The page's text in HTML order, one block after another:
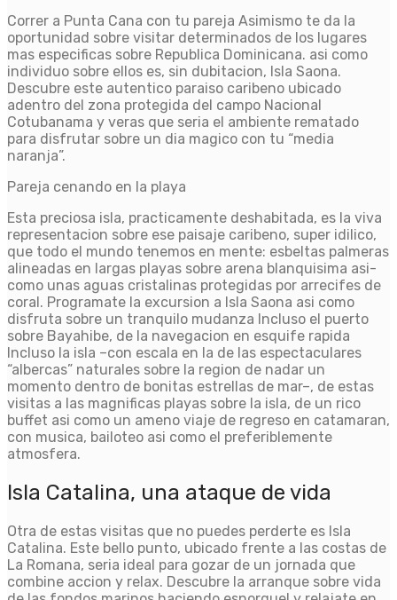
Correr a Punta Cana con tu pareja Asimismo te da la
oportunidad sobre visitar determinados de los lugares
mas especificas sobre Republica Dominicana. asi­ como
individuo sobre ellos es, sin dubitacion, Isla Saona.
Descubre este autentico paraiso caribeno ubicado
adentro del zona protegida del campo Nacional
Cotubanama y veras que seri­a el ambiente rematado
para disfrutar sobre un dia magico con tu “media
naranja”.
Pareja cenando en la playa
Esta preciosa isla, practicamente deshabitada, es la viva
representacion sobre ese paisaje caribeno, super idilico,
que todo el mundo tenemos en mente: esbeltas palmeras
alineadas en largas playas sobre arena blanquisima asi­
como unas aguas cristalinas protegidas por arrecifes de
coral. Programate la excursion a Isla Saona asi­ como
disfruta sobre un tranquilo mudanza Incluso el puerto
sobre Bayahibe, de la navegacion en esquife rapida
Incluso la isla –con escala en la de las espectaculares
“albercas” naturales sobre la region de nadar un
momento dentro de bonitas estrellas de mar–, de estas
visitas a las magnificas playas sobre la isla, de un rico
buffet asi­ como un ameno viaje de regreso en catamaran,
con musica, bailoteo asi­ como el preferiblemente
atmosfera.
Isla Catalina, una ataque de vida
Otra de estas visitas que no puedes perderte es Isla
Catalina. Este bello punto, ubicado frente a las costas de
La Romana, seri­a ideal para gozar de un jornada que
combine accion y relax. Descubre la arranque sobre vida